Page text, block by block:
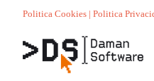
Politica Cookies | Politica
encadenado
que añada una
a cada